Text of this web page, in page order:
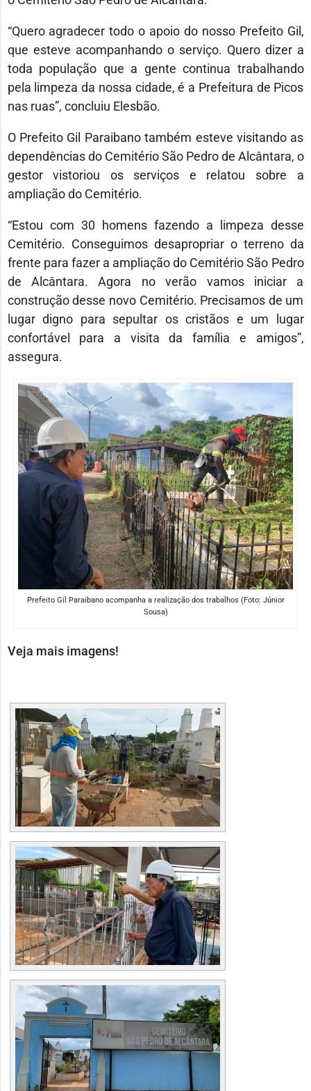
“Quero agradecer todo o apoio do nosso Prefeito Gil,
que esteve acompanhando o serviço. Quero dizer a
toda população que a gente continua trabalhando
pela limpeza da nossa cidade, é a Prefeitura de Picos
nas ruas”, concluiu Elesbão.
O Prefeito Gil Paraibano também esteve visitando as
dependências do Cemitério São Pedro de Alcântara, o
gestor vistoriou os serviços e relatou sobre a
ampliação do Cemitério.
“Estou com 30 homens fazendo a limpeza desse
Cemitério. Conseguimos desapropriar o terreno da
frente para fazer a ampliação do Cemitério São Pedro
de Alcântara. Agora no verão vamos iniciar a
construção desse novo Cemitério. Precisamos de um
lugar digno para sepultar os cristãos e um lugar
confortável para a visita da família e amigos”,
assegura.
Prefeito Gil Paraibano acompanha a realização dos trabalhos (Foto: Júnior
Sousa)
Veja mais imagens!